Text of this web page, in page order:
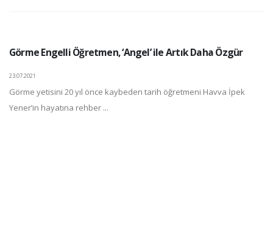
Görme Engelli Öğretmen, ‘Angel’ ile Artık Daha Özgür
23.07.2021
Görme yetisini 20 yıl önce kaybeden tarih öğretmeni Havva İpek
Yener’in hayatına rehber ...